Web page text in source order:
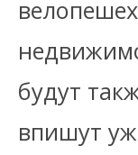
будут
впишут